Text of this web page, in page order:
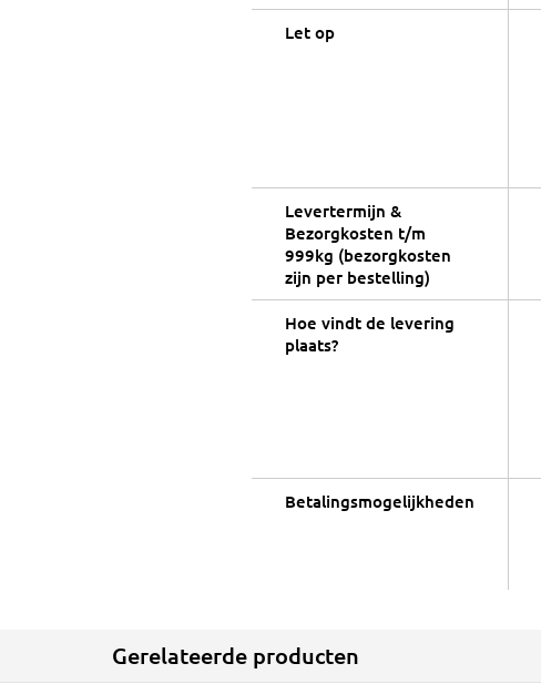
Let op
Levertermijn &
Bezorgkosten t/m
999kg (bezorgkosten
zijn per bestelling)
Hoe vindt de levering
plaats?
Betalingsmogelijkheden
Gerelateerde producten